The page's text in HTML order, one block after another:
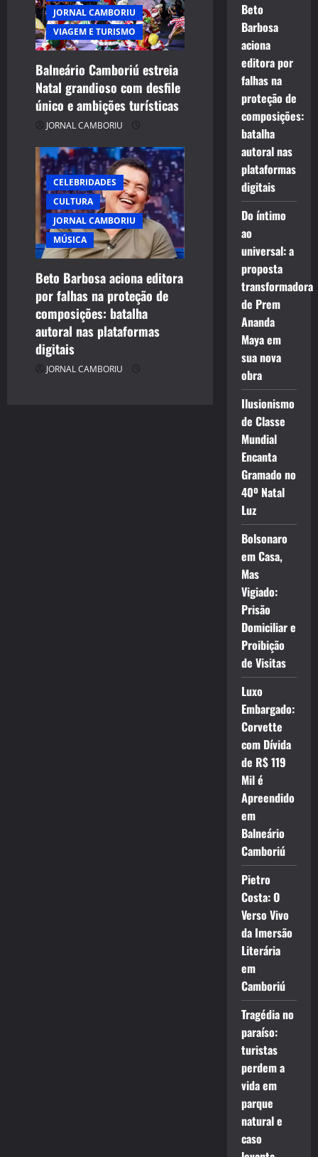
JORNAL CAMBORIU
VIAGEM E TURISMO
Balneário Camboriú estreia
Natal grandioso com desfile
único e ambições turísticas
JORNAL CAMBORIU
CELEBRIDADES
CULTURA
JORNAL CAMBORIU
MÚSICA
Beto Barbosa aciona editora
por falhas na proteção de
composições: batalha
autoral nas plataformas
digitais
JORNAL CAMBORIU
Beto
Barbosa
aciona
editora por
falhas na
proteção de
composições:
batalha
autoral nas
plataformas
digitais
Do íntimo
ao
universal: a
proposta
transformadora
de Prem
Ananda
Maya em
sua nova
obra
Ilusionismo
de Classe
Mundial
Encanta
Gramado no
40º Natal
Luz
Bolsonaro
em Casa,
Mas
Vigiado:
Prisão
Domiciliar e
Proibição
de Visitas
Luxo
Embargado:
Corvette
com Dívida
de R$ 119
Mil é
Apreendido
em
Balneário
Camboriú
Pietro
Costa: O
Verso Vivo
da Imersão
Literária
em
Camboriú
Tragédia no
paraíso:
turistas
perdem a
vida em
parque
natural e
caso